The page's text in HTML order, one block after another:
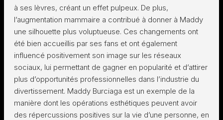
à ses lèvres, créant un effet pulpeux. De plus,
l’augmentation mammaire a contribué à donner à Maddy
une silhouette plus voluptueuse. Ces changements ont
été bien accueillis par ses fans et ont également
influencé positivement son image sur les réseaux
sociaux, lui permettant de gagner en popularité et d’attirer
plus d’opportunités professionnelles dans l’industrie du
divertissement. Maddy Burciaga est un exemple de la
manière dont les opérations esthétiques peuvent avoir
des répercussions positives sur la vie d’une personne, en